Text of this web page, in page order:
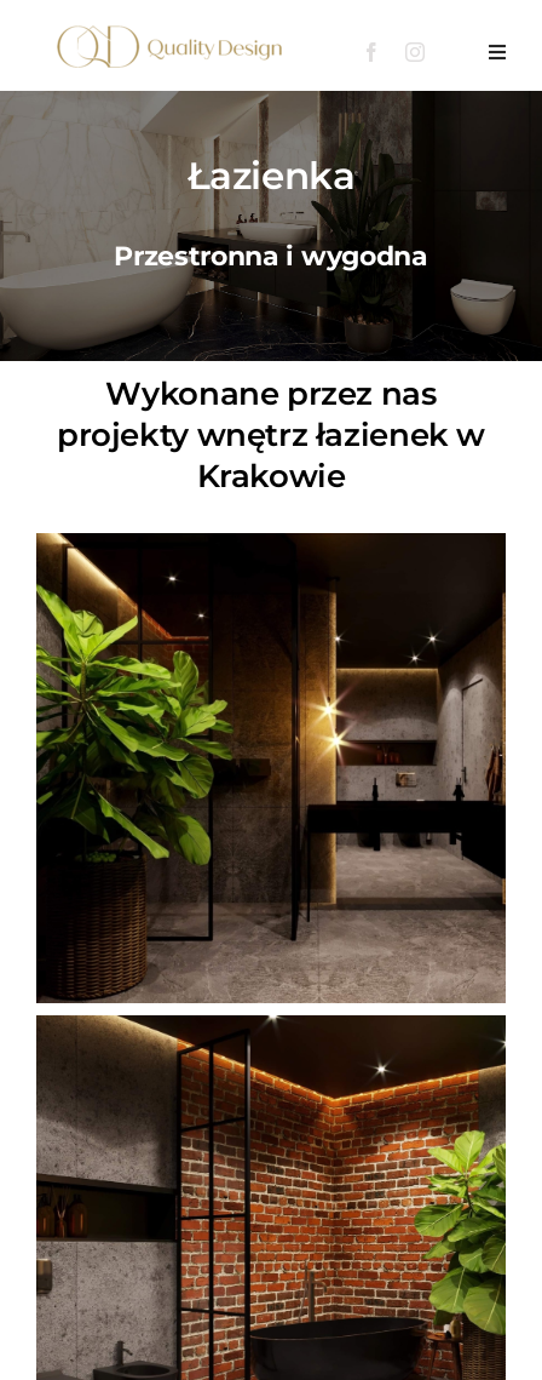
zawartości
Oferta
Blog
Kontakt
Łazienka
Przestronna i wygodna
Wykonane przez nas
projekty wnętrz łazienek w
Krakowie